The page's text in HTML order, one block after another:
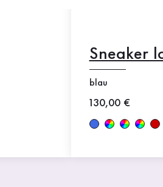
Sneaker
blau
Neuer Preis
130,00 €